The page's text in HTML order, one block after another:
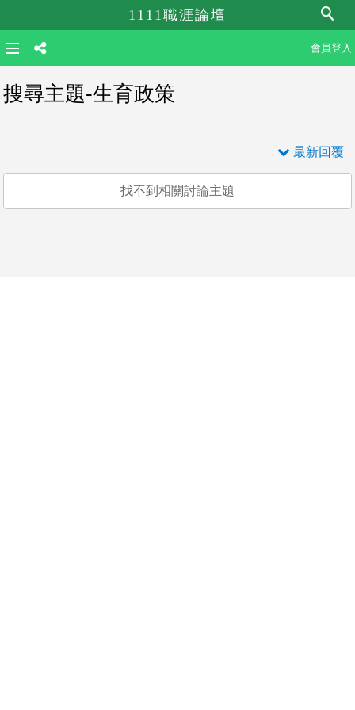
1111職涯論壇
會員登入
搜尋主題-生育政策
最新回覆
找不到相關討論主題